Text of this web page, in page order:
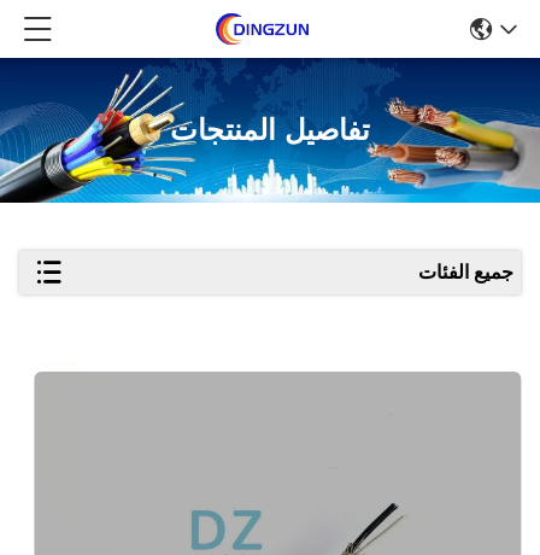
تفاصيل المنتجات
جميع الفئات